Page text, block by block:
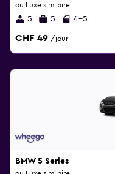
ou Luxe similaire
5 5 4-5
CHF 49 /jour
BMW 5 Series